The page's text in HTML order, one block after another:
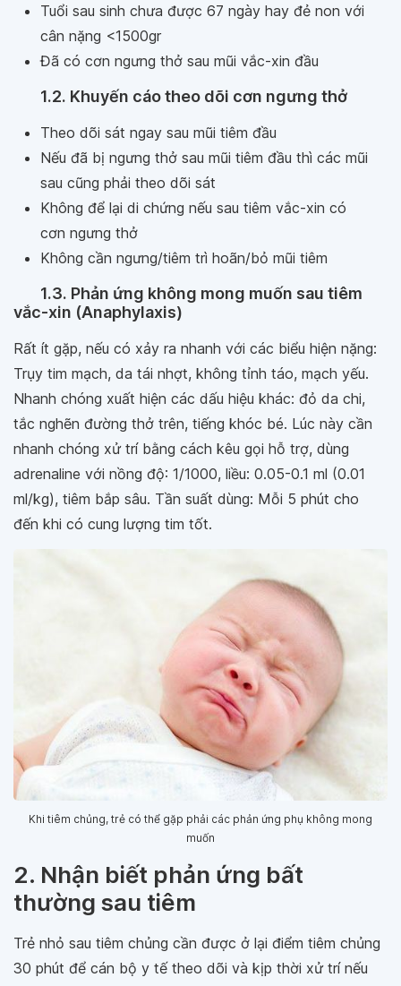
Tuổi sau sinh chưa được 67 ngày hay đẻ non với
cân nặng <1500gr
Đã có cơn ngưng thở sau mũi vắc-xin đầu
1.2. Khuyến cáo theo dõi cơn ngưng thở
Theo dõi sát ngay sau mũi tiêm đầu
Nếu đã bị ngưng thở sau mũi tiêm đầu thì các mũi
sau cũng phải theo dõi sát
Không để lại di chứng nếu sau tiêm vắc-xin có
cơn ngưng thở
Không cần ngưng/tiêm trì hoãn/bỏ mũi tiêm
1.3. Phản ứng không mong muốn sau tiêm
vắc-xin (Anaphylaxis)
Rất ít gặp, nếu có xảy ra nhanh với các biểu hiện nặng:
Trụy tim mạch, da tái nhợt, không tỉnh táo, mạch yếu.
Nhanh chóng xuất hiện các dấu hiệu khác: đỏ da chi,
tắc nghẽn đường thở trên, tiếng khóc bé. Lúc này cần
nhanh chóng xử trí bằng cách kêu gọi hỗ trợ, dùng
adrenaline với nồng độ: 1/1000, liều: 0.05-0.1 ml (0.01
ml/kg), tiêm bắp sâu. Tần suất dùng: Mỗi 5 phút cho
đến khi có cung lượng tim tốt.
Khi tiêm chủng, trẻ có thể gặp phải các phản ứng phụ không mong
muốn
2. Nhận biết phản ứng bất
thường sau tiêm
Trẻ nhỏ sau tiêm chủng cần được ở lại điểm tiêm chủng
30 phút để cán bộ y tế theo dõi và kịp thời xử trí nếu